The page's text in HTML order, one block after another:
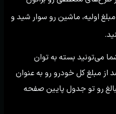
اولیه، ماشین رو سوار شید و
می‌تونید بسته به توان
بین ۵۰ تا ۸۵ درصد از مبلغ کل خودرو رو به عنوان
رو تو جدول پایین صفحه